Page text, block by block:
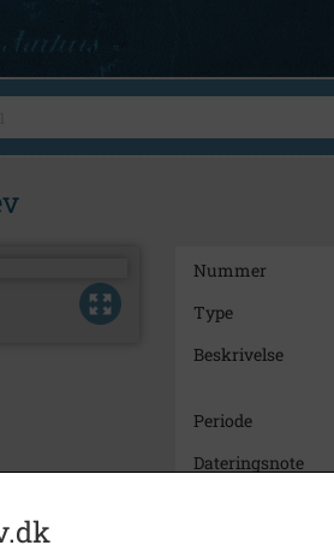
Nummer
Type
Beskrivelse
Periode
Dateringsnote